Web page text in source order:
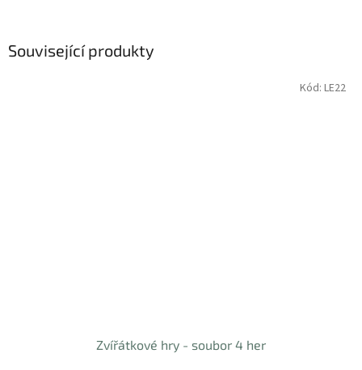
Související produkty
Zvířátkové hry - soubor 4 her
Kód: LE22